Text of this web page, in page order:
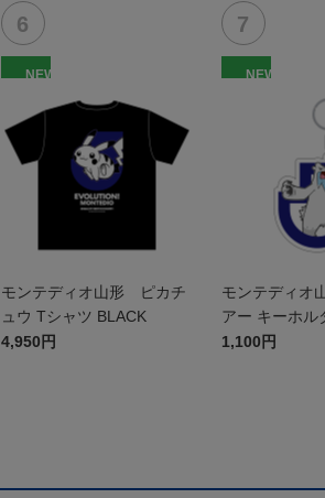
NEW
モンテディオ山形 ピカチ
ュウ Tシャツ BLACK
4,950円
NEW
モンテディオ
アー キーホル
1,100円